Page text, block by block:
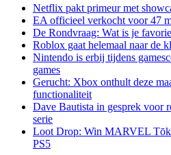
Netflix pakt primeur met
EA officieel verkocht voor 47
De Rondvraag: Wat is je
Roblox gaat helemaal naar de
Nintendo is erbij tijdens
games
Gerucht: Xbox onthult deze
functionaliteit
Dave Bautista in gesprek voor
serie
Loot Drop: Win MARVEL
PS5